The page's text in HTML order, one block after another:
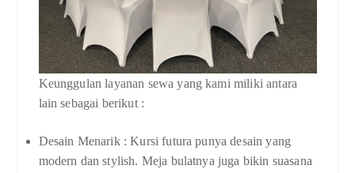
Keunggulan layanan sewa yang kami miliki antara
lain sebagai berikut :
Desain Menarik : Kursi futura punya desain yang
modern dan stylish. Meja bulatnya juga bikin suasana